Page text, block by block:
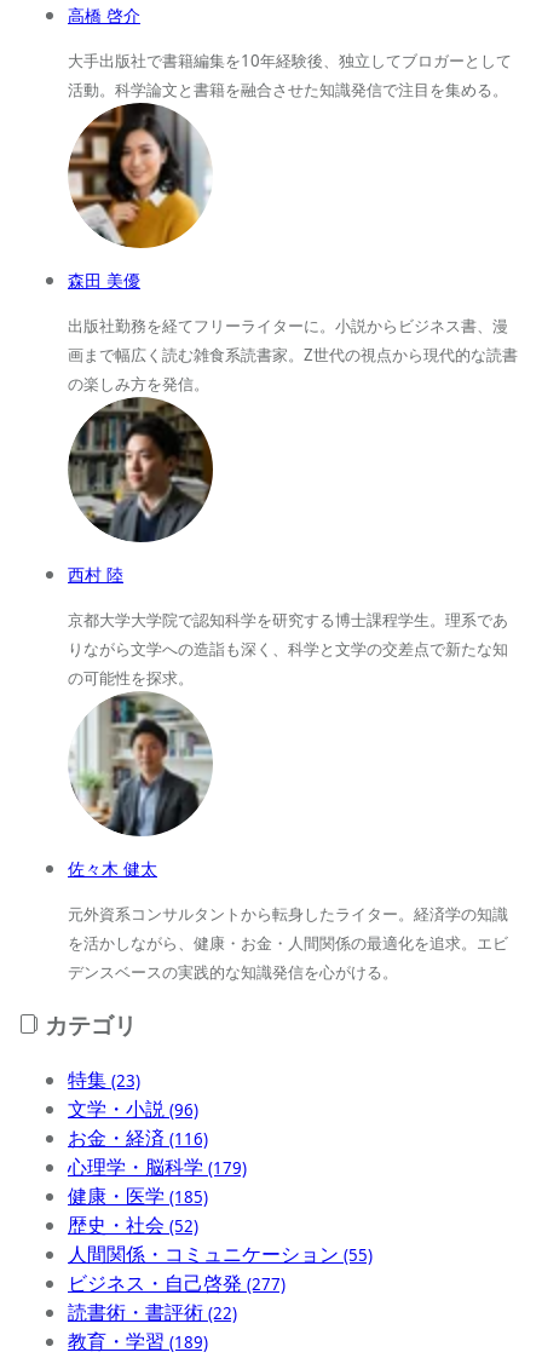
高橋 啓介
大手出版社で書籍編集を10年経験後、独立してブロガーとして
活動。科学論文と書籍を融合させた知識発信で注目を集める。
森田 美優
出版社勤務を経てフリーライターに。小説からビジネス書、漫
画まで幅広く読む雑食系読書家。Z世代の視点から現代的な読書
の楽しみ方を発信。
西村 陸
京都大学大学院で認知科学を研究する博士課程学生。理系であ
りながら文学への造詣も深く、科学と文学の交差点で新たな知
の可能性を探求。
佐々木 健太
元外資系コンサルタントから転身したライター。経済学の知識
を活かしながら、健康・お金・人間関係の最適化を追求。エビ
デンスベースの実践的な知識発信を心がける。
カテゴリ
特集 (23)
文学・小説 (96)
お金・経済 (116)
心理学・脳科学 (179)
健康・医学 (185)
歴史・社会 (52)
人間関係・コミュニケーション (55)
ビジネス・自己啓発 (277)
読書術・書評術 (22)
教育・学習 (189)